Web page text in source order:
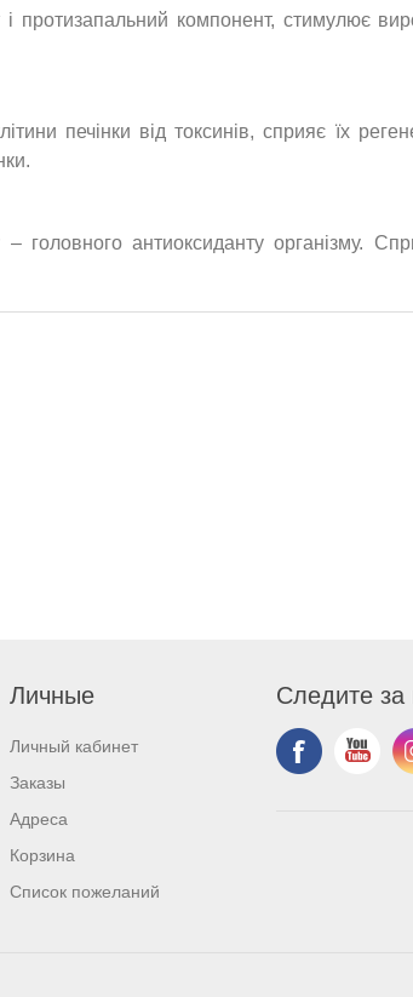
протизапальний компонент, стимулює
печінки від токсинів, сприяє їх
головного антиоксиданту організму.
Личные
Личный кабинет
Заказы
Адреса
Корзина
Список пожеланий
Следите за